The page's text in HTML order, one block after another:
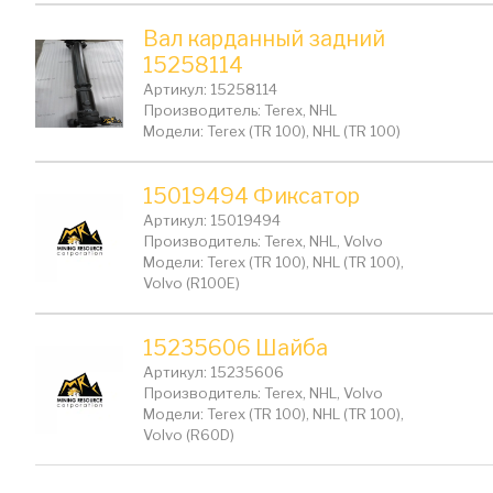
Вал карданный задний
15258114
Артикул: 15258114
Производитель: Terex, NHL
Модели: Terex (TR 100), NHL (TR 100)
15019494 Фиксатор
Артикул: 15019494
Производитель: Terex, NHL, Volvo
Модели: Terex (TR 100), NHL (TR 100),
Volvo (R100E)
15235606 Шайба
Артикул: 15235606
Производитель: Terex, NHL, Volvo
Модели: Terex (TR 100), NHL (TR 100),
Volvo (R60D)